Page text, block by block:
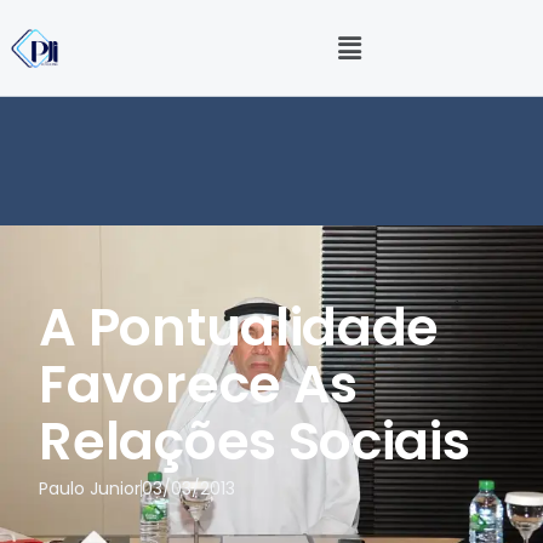
A Pontualidade
Favorece As
Relações Sociais
Paulo Junior03/03/2013